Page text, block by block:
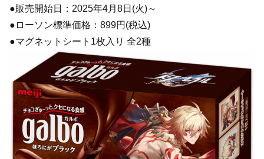
●販売開始日：2025年4月8日(火)～
●ローソン標準価格：899円(税込)
●マグネットシート1枚入り 全2種